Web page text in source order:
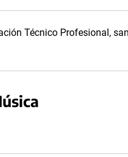
Técnico Profesional,